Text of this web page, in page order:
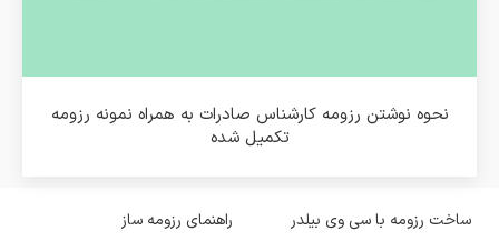
نحوه نوشتن رزومه کارشناس صادرات به همراه نمونه رزومه
تکمیل شده
ساخت رزومه با سی وی بیلدر راهنمای رزومه ساز